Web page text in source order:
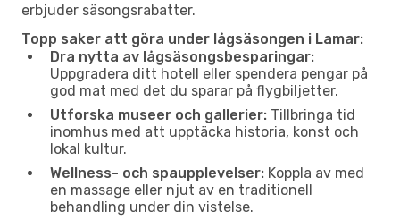
erbjuder säsongsrabatter.
Topp saker att göra under lågsäsongen i Lamar:
Dra nytta av lågsäsongsbesparingar:
Uppgradera ditt hotell eller spendera pengar på
god mat med det du sparar på flygbiljetter.
Utforska museer och gallerier: Tillbringa tid
inomhus med att upptäcka historia, konst och
lokal kultur.
Wellness- och spaupplevelser: Koppla av med
en massage eller njut av en traditionell
behandling under din vistelse.